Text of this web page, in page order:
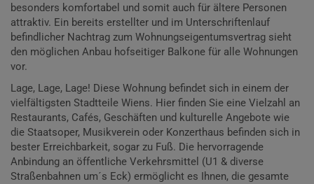
besonders komfortabel und somit auch für ältere Personen
attraktiv. Ein bereits erstellter und im Unterschriftenlauf
befindlicher Nachtrag zum Wohnungseigentumsvertrag sieht
den möglichen Anbau hofseitiger Balkone für alle Wohnungen
vor.
Lage, Lage, Lage! Diese Wohnung befindet sich in einem der
vielfältigsten Stadtteile Wiens. Hier finden Sie eine Vielzahl an
Restaurants, Cafés, Geschäften und kulturelle Angebote wie
die Staatsoper, Musikverein oder Konzerthaus befinden sich in
bester Erreichbarkeit, sogar zu Fuß. Die hervorragende
Anbindung an öffentliche Verkehrsmittel (U1 & diverse
Straßenbahnen um´s Eck) ermöglicht es Ihnen, die gesamte